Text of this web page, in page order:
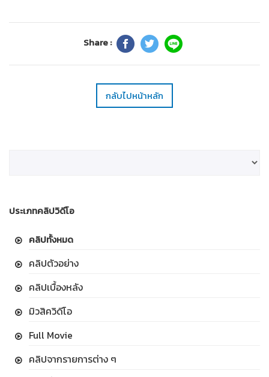
Share :
กลับไปหน้าหลัก
ประเภทคลิปวิดีโอ
คลิปทั้งหมด
คลิปตัวอย่าง
คลิปเบื้องหลัง
มิวสิควิดีโอ
Full Movie
คลิปจากรายการต่าง ๆ